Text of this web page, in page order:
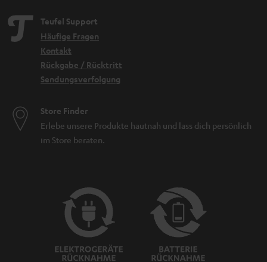
Teufel Support
Häufige Fragen
Kontakt
Rückgabe / Rücktritt
Sendungsverfolgung
Store Finder
Erlebe unsere Produkte hautnah und lass dich persönlich
im Store beraten.